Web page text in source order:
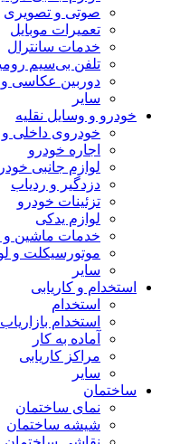
صوتی و تصویری
تعمیرات موبایل
خدمات سانترال
تلفن بی‌سیم
دوربین عکاسی و
سایر
خودرو و وسایل نقلیه
خودروی داخلی
اجاره خودرو
لوازم جانبی
دزدگیر و ردیاب
تزئینات خودرو
لوازم یدکی
خدمات ماشین و
موتورسیکلت و
سایر
استخدام و کاریابی
استخدام
استخدام بازاریاب
آماده به کار
مراکز کاریابی
سایر
ساختمان
نمای ساختمان
شیشه ساختمان